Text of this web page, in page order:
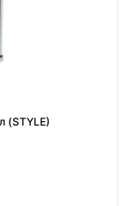
(STYLE)